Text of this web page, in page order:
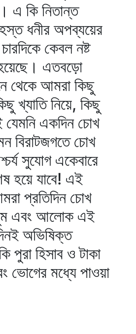
এ কি নিতান্ত
ধনীর অপব্যয়ের
কেবল নষ্ট
এতবড়ো
থেকে আমরা কিছু
খ্যাতি নিয়ে, কিছু
যেমনি একদিন চোখ
বিরাটজগতে চোখ
সুযোগ একেবারে
হয়ে যাবে! এই
প্রতিদিন চোখ
এবং আলোক এই
অভিষিক্ত
পুরা হিসাব ও টাকা
ভোগের মধ্যে পাওয়া